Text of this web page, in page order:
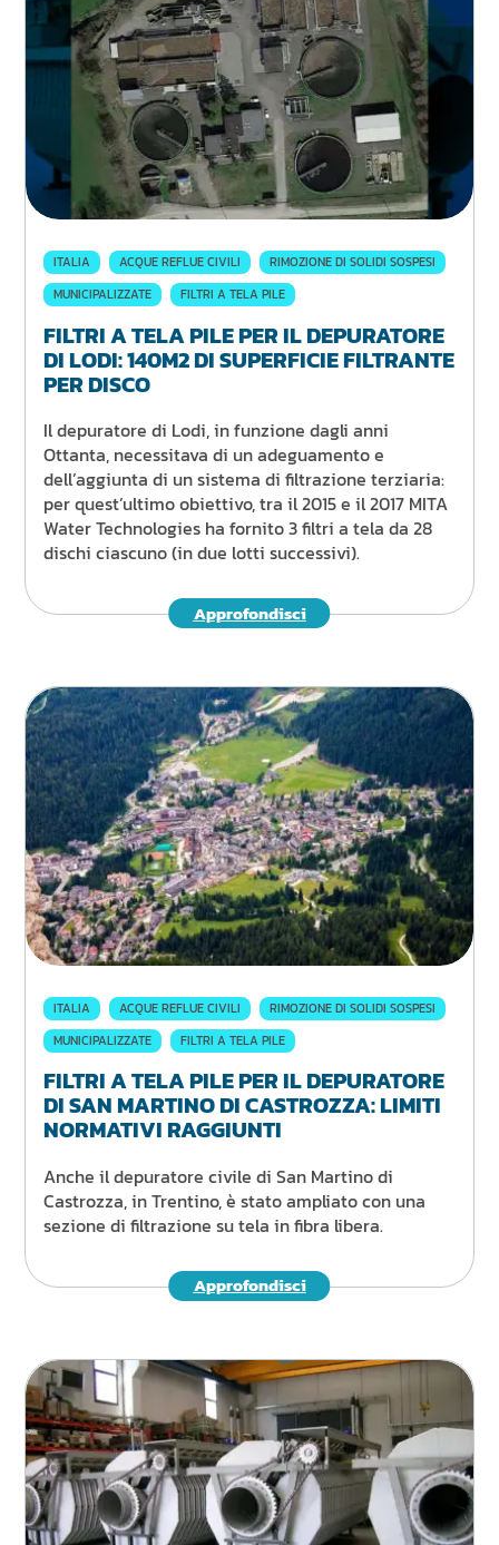
ITALIA ACQUE REFLUE CIVILI
RIMOZIONE DI SOLIDI SOSPESI
MUNICIPALIZZATE
FILTRI A TELA PILE
FILTRI A TELA PILE PER IL DEPURATORE
DI LODI: 140M2 DI SUPERFICIE FILTRANTE
PER DISCO
Il depuratore di Lodi, in funzione dagli anni
Ottanta, necessitava di un adeguamento e
dell’aggiunta di un sistema di filtrazione terziaria:
per quest’ultimo obiettivo, tra il 2015 e il 2017 MITA
Water Technologies ha fornito 3 filtri a tela da 28
dischi ciascuno (in due lotti successivi).
Approfondisci
ITALIA ACQUE REFLUE CIVILI
RIMOZIONE DI SOLIDI SOSPESI
MUNICIPALIZZATE
FILTRI A TELA PILE
FILTRI A TELA PILE PER IL DEPURATORE
DI SAN MARTINO DI CASTROZZA: LIMITI
NORMATIVI RAGGIUNTI
Anche il depuratore civile di San Martino di
Castrozza, in Trentino, è stato ampliato con una
sezione di filtrazione su tela in fibra libera.
Approfondisci